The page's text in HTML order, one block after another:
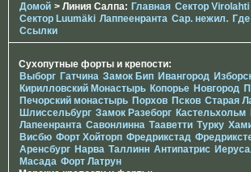
Домой > Линия Салпа: Главная Сектор Virolahti
Сектор Luumäki Лаппеенранта Сар. нежил.
Ссылки
Сухопутные форты и крепости:
Выборг Гатчина Замок Бип Ивангород
Кирилловский Монастырь Копорье Новгород
Печорcкий монастырь Порхов Псков Старая
Шлиссельбург Замок Разеборг Кастельхольм
Лапеенранта Савонлинна Тааветти Турку
Висбю Форт Хойторп Фредрикстад
Аренсбург Нарва Таллинн Антипатрис
Масада Форт Латрун